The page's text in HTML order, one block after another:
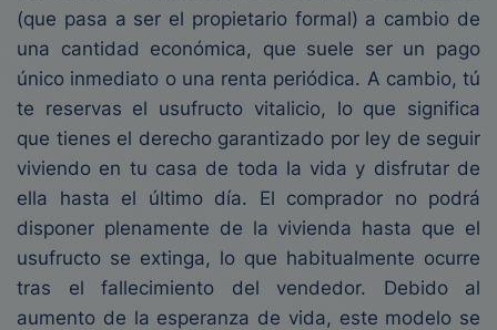
(que pasa a ser el propietario formal) a cambio de
una cantidad económica, que suele ser un pago
único inmediato o una renta periódica. A cambio, tú
te reservas el usufructo vitalicio, lo que significa
que tienes el derecho garantizado por ley de seguir
viviendo en tu casa de toda la vida y disfrutar de
ella hasta el último día. El comprador no podrá
disponer plenamente de la vivienda hasta que el
usufructo se extinga, lo que habitualmente ocurre
tras el fallecimiento del vendedor. Debido al
aumento de la esperanza de vida, este modelo se